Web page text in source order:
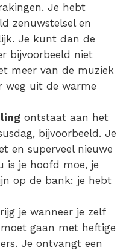
Je hebt
zenuwstelselen
Je kunt dan de
bijvoorbeeld niet
meer van de muziek
weg uit de warme
ontstaat aan het
bijvoorbeeld. Je
en superveel nieuwe
is je hoofd moe, je
op de bank: je hebt
je wanneer je zelf
gaan met heftige
Je ontvangt een